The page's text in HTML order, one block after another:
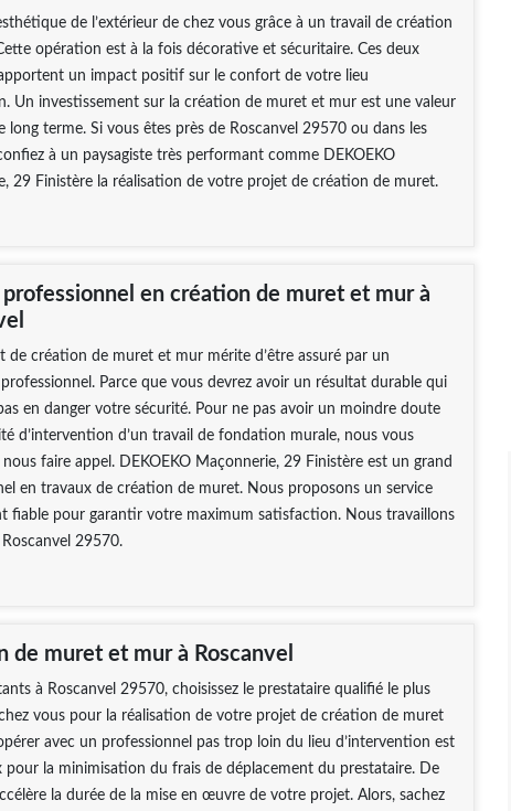
de l’extérieur de chez vous grâce à un travail de création
opération est à la fois décorative et sécuritaire. Ces deux
un impact positif sur le confort de votre lieu
Un investissement sur la création de muret et mur est une valeur
long terme. Si vous êtes près de Roscanvel 29570 ou dans les
à un paysagiste très performant comme DEKOEKO
29 Finistère la réalisation de votre projet de création de muret.
en création de muret et mur à
de création de muret et mur mérite d’être assuré par un
Parce que vous devrez avoir un résultat durable qui
en danger votre sécurité. Pour ne pas avoir un moindre doute
d’intervention d’un travail de fondation murale, nous vous
faire appel. DEKOEKO Maçonnerie, 29 Finistère est un grand
en travaux de création de muret. Nous proposons un service
fiable pour garantir votre maximum satisfaction. Nous travaillons
29570.
de muret et mur à Roscanvel
à Roscanvel 29570, choisissez le prestataire qualifié le plus
vous pour la réalisation de votre projet de création de muret
avec un professionnel pas trop loin du lieu d’intervention est
pour la minimisation du frais de déplacement du prestataire. De
la durée de la mise en œuvre de votre projet. Alors, sachez